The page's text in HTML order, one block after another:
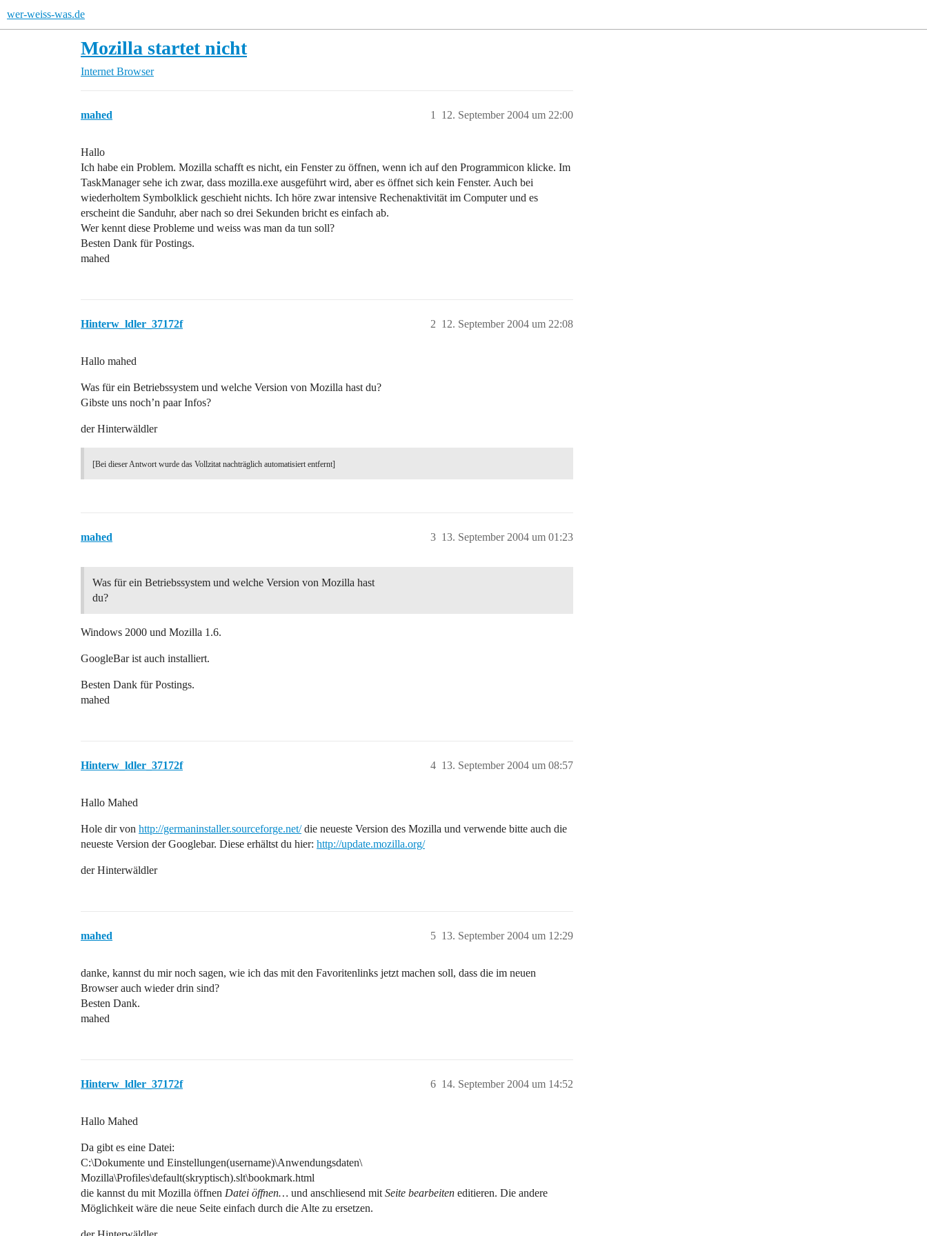
wer-weiss-was.de
Mozilla startet nicht
Internet Browser
mahed 12. September 2004 um 22:00
1
Hallo
Ich habe ein Problem. Mozilla schafft es nicht, ein Fenster zu öffnen, wenn ich auf den Programmicon klicke. Im
TaskManager sehe ich zwar, dass mozilla.exe ausgeführt wird, aber es öffnet sich kein Fenster. Auch bei
wiederholtem Symbolklick geschieht nichts. Ich höre zwar intensive Rechenaktivität im Computer und es
erscheint die Sanduhr, aber nach so drei Sekunden bricht es einfach ab.
Wer kennt diese Probleme und weiss was man da tun soll?
Besten Dank für Postings.
mahed
Hinterw_ldler_37172f 12. September 2004 um 22:08
2
Hallo mahed
Was für ein Betriebssystem und welche Version von Mozilla hast du?
Gibste uns noch’n paar Infos?
der Hinterwäldler
[Bei dieser Antwort wurde das Vollzitat nachträglich automatisiert entfernt]
mahed 13. September 2004 um 01:23
3
Was für ein Betriebssystem und welche Version von Mozilla hast
du?
Windows 2000 und Mozilla 1.6.
GoogleBar ist auch installiert.
Besten Dank für Postings.
mahed
Hinterw_ldler_37172f 13. September 2004 um 08:57
4
Hallo Mahed
Hole dir von http://germaninstaller.sourceforge.net/die neueste Version des Mozilla und verwende bitte auch die
neueste Version der Googlebar. Diese erhältst du hier: http://update.mozilla.org/
der Hinterwäldler
mahed 13. September 2004 um 12:29
5
danke, kannst du mir noch sagen, wie ich das mit den Favoritenlinks jetzt machen soll, dass die im neuen
Browser auch wieder drin sind?
Besten Dank.
mahed
Hinterw_ldler_37172f 14. September 2004 um 14:52
6
Hallo Mahed
Da gibt es eine Datei:
C:\Dokumente und Einstellungen(username)\Anwendungsdaten\
Mozilla\Profiles\default(skryptisch).slt\bookmark.html
die kannst du mit Mozilla öffnen Datei öffnen… und anschliesend mit Seite bearbeiten editieren. Die andere
Möglichkeit wäre die neue Seite einfach durch die Alte zu ersetzen.